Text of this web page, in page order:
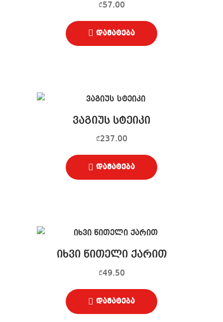
₾57.00
დამატება
ვაგიუს სტეიკი
₾237.00
დამატება
იხვი წითელი ქარით
₾49.50
დამატება